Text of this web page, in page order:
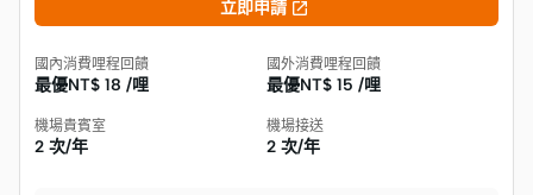
立即申請 
國內消費哩程回饋
最優NT$ 18 /哩
國外消費哩程回饋
最優NT$ 15 /哩
機場貴賓室
2 次/年
機場接送
2 次/年